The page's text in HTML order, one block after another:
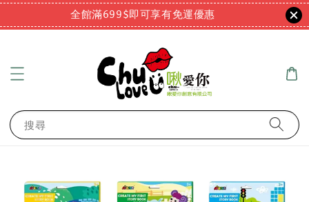
全館滿699$即可享有免運優惠
搜尋